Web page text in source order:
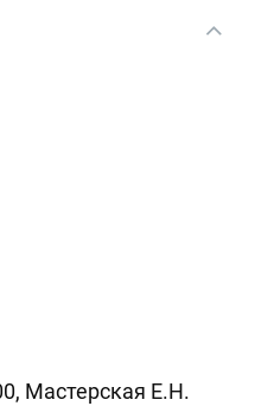
Мастерская Е.Н.